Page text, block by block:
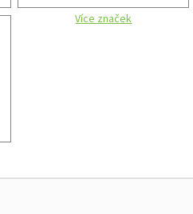
Více značek